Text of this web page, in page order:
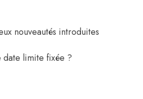
nouveautés introduites
limite fixée ?